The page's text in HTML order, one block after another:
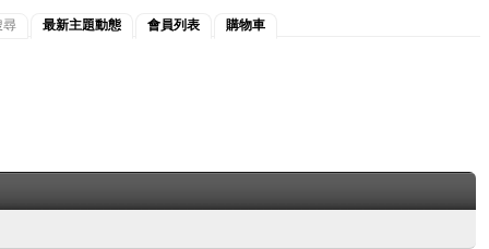
尋 最新主題動態 會員列表 購物車